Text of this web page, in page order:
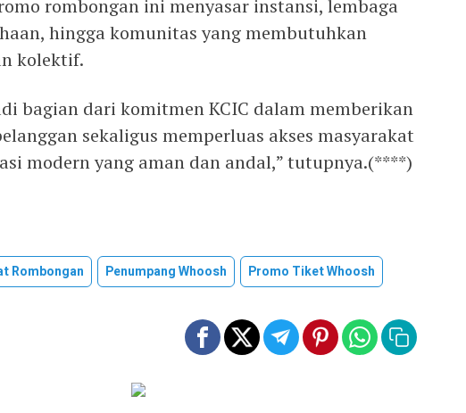
rombongan ini menyasar instansi, lembaga
hingga komunitas yang membutuhkan
kolektif.
bagian dari komitmen KCIC dalam memberikan
sekaligus memperluas akses masyarakat
modern yang aman dan andal,” tutupnya.(****)
Rombongan Penumpang Whoosh Promo Tiket Whoosh